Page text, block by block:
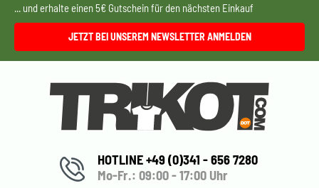
... und erhalte einen 5€ Gutschein für den nächsten Einkauf
JETZT BEI UNSEREM NEWSLETTER ANMELDEN
HOTLINE +49 (0)341 - 656 7280
Mo-Fr.: 09:00 - 17:00 Uhr